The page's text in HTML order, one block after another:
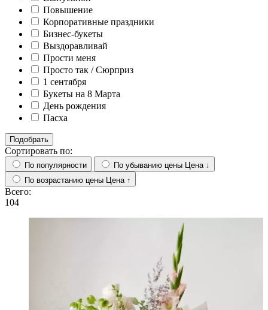
Повышение
Корпоративные праздники
Бизнес-букеты
Выздоравливай
Прости меня
Просто так / Сюрприз
1 сентября
Букеты на 8 Марта
День рождения
Пасха
Подобрать
Сортировать по:
По популярности По убыванию цены
Цена ↓
По возрастанию цены
Цена ↑
Всего:
104